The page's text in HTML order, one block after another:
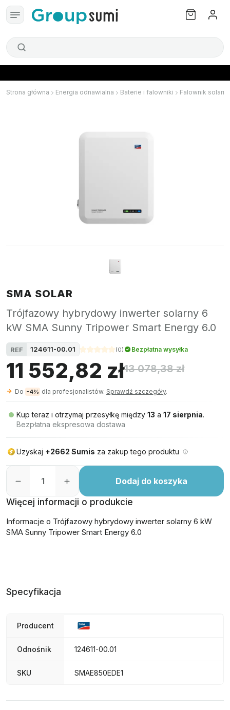
Strona główna Energia odnawialna Baterie i falowniki Falownik solarny
SMA SOLAR
Trójfazowy hybrydowy inwerter solarny 6
kW SMA Sunny Tripower Smart Energy 6.0
REF 124611-00.01 (0) Bezpłatna wysyłka
11 552,82 zł13 078,38 zł
Do -4% dla profesjonalistów. Sprawdź szczegóły.
Kup teraz i otrzymaj przesyłkę między 13 a 17 sierpnia.
Bezpłatna ekspresowa dostawa
Uzyskaj +2662 Sumis za zakup tego produktu
Dodaj do koszyka
Więcej informacji o produkcie
Informacje o Trójfazowy hybrydowy inwerter solarny 6 kW
SMA Sunny Tripower Smart Energy 6.0
Specyfikacja
Producent
Odnośnik 124611-00.01
SKU SMAE850EDE1